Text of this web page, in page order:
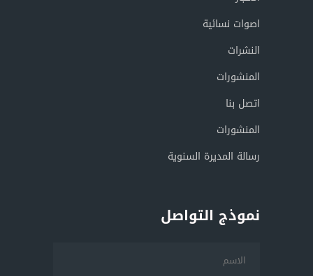
اصوات نسائية
النشرات
المنشورات
اتصل بنا
المنشورات
رسالة المديرة السنوية
نموذج التواصل